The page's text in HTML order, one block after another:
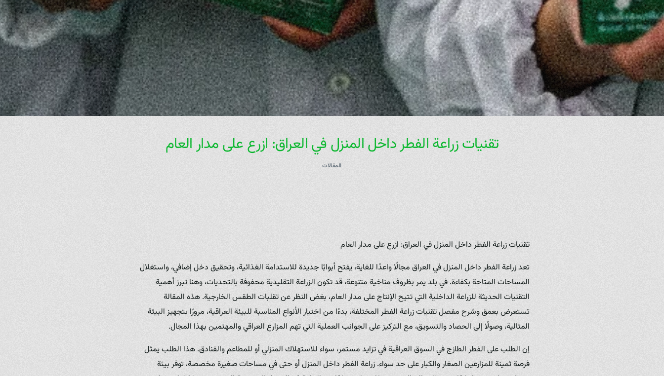
تقنيات زراعة الفطر داخل المنزل في العراق: ازرع على مدار العام
المقالات
تقنيات زراعة الفطر داخل المنزل في العراق: ازرع على مدار العام
تعد زراعة الفطر داخل المنزل في العراق مجالًا واعدًا للغاية، يفتح أبوابًا جديدة للاستدامة الغذائية، وتحقيق دخل إضافي، واستغلال
المساحات المتاحة بكفاءة. في بلد يمر بظروف مناخية متنوعة، قد تكون الزراعة التقليدية محفوفة بالتحديات، وهنا تبرز أهمية
التقنيات الحديثة للزراعة الداخلية التي تتيح الإنتاج على مدار العام، بغض النظر عن تقلبات الطقس الخارجية. هذه المقالة
تستعرض بعمق وشرح مفصل تقنيات زراعة الفطر المختلفة، بدءًا من اختيار الأنواع المناسبة للبيئة العراقية، مرورًا بتجهيز البيئة
المثالية، وصولًا إلى الحصاد والتسويق، مع التركيز على الجوانب العملية التي تهم المزارع العراقي والمهتمين بهذا المجال.
إن الطلب على الفطر الطازج في السوق العراقية في تزايد مستمر، سواء للاستهلاك المنزلي أو للمطاعم والفنادق. هذا الطلب يمثل
فرصة ثمينة للمزارعين الصغار والكبار على حد سواء. زراعة الفطر داخل المنزل أو حتى في مساحات صغيرة مخصصة، توفر بيئة